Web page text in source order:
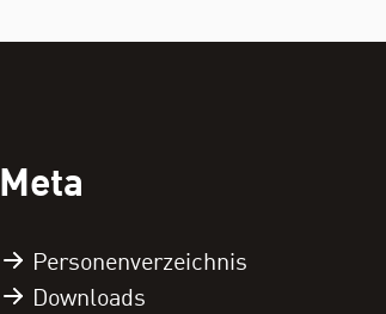
Meta
Personen­verzeichnis
Downloads